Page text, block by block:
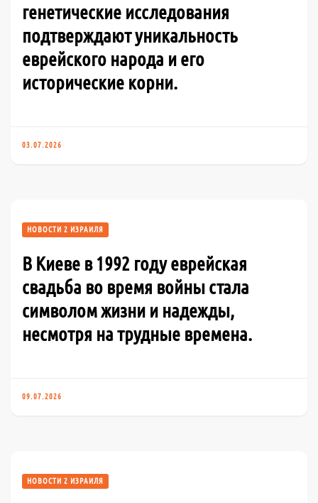
генетические исследования
подтверждают уникальность
еврейского народа и его
исторические корни.
03.07.2026
НОВОСТИ 2 ИЗРАИЛЯ
В Киеве в 1992 году еврейская
свадьба во время войны стала
символом жизни и надежды,
несмотря на трудные времена.
09.07.2026
НОВОСТИ 2 ИЗРАИЛЯ